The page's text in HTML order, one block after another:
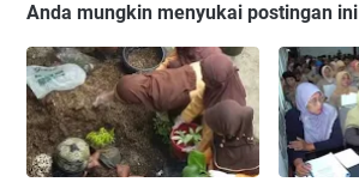
Anda mungkin menyukai postingan ini